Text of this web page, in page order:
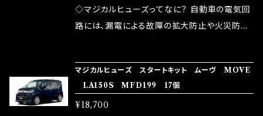
が大きい。 2.金属部分が露出している為、空気
中に漏電してしまう。 3.金属プレートが接触する
ズが、マジカルヒューズになります。 ◇マジカル
ヒューズの効果 マジカルヒューズは放電防止効
果・接触抵抗低減効果により、このような効果を
◇マジカルヒューズってなに？ 自動車の電気回
路には、漏電による故障の拡大防止や火災防止
路として、各回路への電力供給を行っています。
しかし、ヒューズには拭い去れない欠点があり
ます。 1.溶接回路であるため、配線と比較し抵抗
マジカルヒューズ スタートキット ムーヴ MOVE
LA150S MFD199 17個
¥18,700